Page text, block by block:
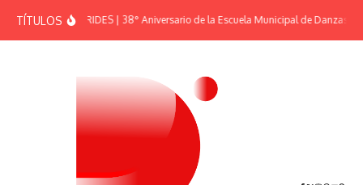
TÍTULOSEFEMÉRIDES | 38° Aniversario de la Escuela Municipal de Danzas “El